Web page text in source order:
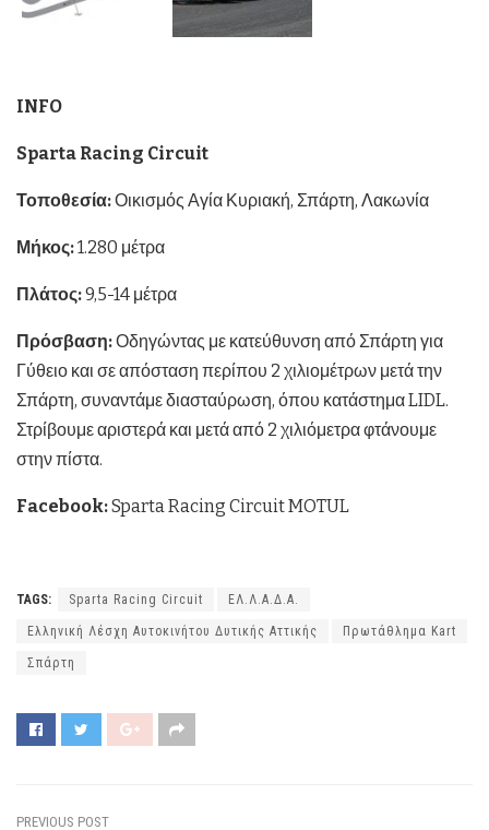
INFO
Sparta Racing Circuit
Τοποθεσία:Οικισμός Αγία Κυριακή, Σπάρτη, Λακωνία
Μήκος:1.280 μέτρα
Πλάτος:9,5-14 μέτρα
Πρόσβαση:Οδηγώντας με κατεύθυνση από Σπάρτη για
Γύθειο και σε απόσταση περίπου 2 χιλιομέτρων μετά την
Σπάρτη, συναντάμε διασταύρωση, όπου κατάστημα LIDL.
Στρίβουμε αριστερά και μετά από 2 χιλιόμετρα φτάνουμε
στην πίστα.
Facebook:Sparta Racing Circuit MOTUL
TAGS: Sparta Racing Circuit ΕΛ.Λ.Α.Δ.Α.
Ελληνική Λέσχη Αυτοκινήτου Δυτικής Αττικής Πρωτάθλημα Kart
Σπάρτη
PREVIOUS POST